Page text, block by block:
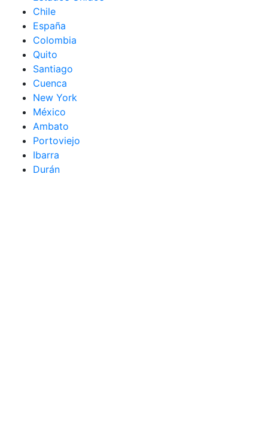
Chile
España
Colombia
Quito
Santiago
Cuenca
New York
México
Ambato
Portoviejo
Ibarra
Durán